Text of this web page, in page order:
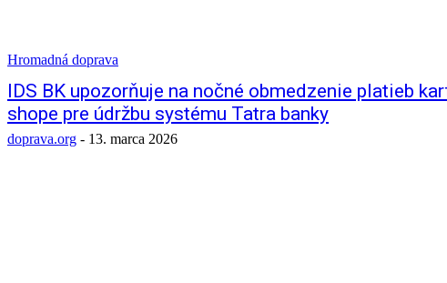
Hromadná doprava
IDS BK upozorňuje na nočné obmedzenie platieb
shope pre údržbu systému Tatra banky
doprava.org - 13. marca 2026